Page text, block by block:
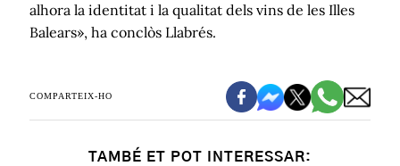
alhora la identitat i la qualitat dels vins de les Illes
Balears», ha conclòs Llabrés.
COMPARTEIX-HO
TAMBÉ ET POT INTERESSAR: